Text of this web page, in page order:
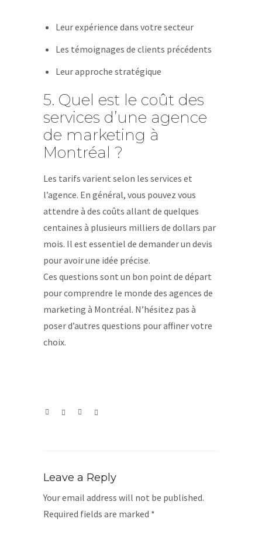
Leur expérience dans votre secteur
Les témoignages de clients précédents
Leur approche stratégique
5. Quel est le coût des
services d’une agence
de marketing à
Montréal ?
Les tarifs varient selon les services et
l’agence. En général, vous pouvez vous
attendre à des coûts allant de quelques
centaines à plusieurs milliers de dollars par
mois. Il est essentiel de demander un devis
pour avoir une idée précise.
Ces questions sont un bon point de départ
pour comprendre le monde des agences de
marketing à Montréal. N’hésitez pas à
poser d’autres questions pour affiner votre
choix.
Leave a Reply
Your email address will not be published.
Required fields are marked *